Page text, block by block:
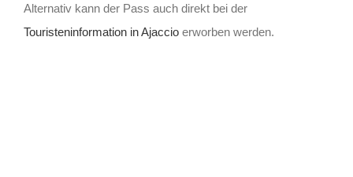
Alternativ kann der Pass auch direkt bei der
Touristeninformation in Ajaccioerworben werden.